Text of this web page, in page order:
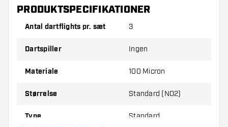
knækket ved brug.
anden tykkelse på flights for at finde ud af,
PRODUKTSPECIFIKATIONER
Antal dartflights pr. sæt 3
Dartspiller Ingen
Materiale 100 Micron
Størrelse Standard (NO2)
Type Standard